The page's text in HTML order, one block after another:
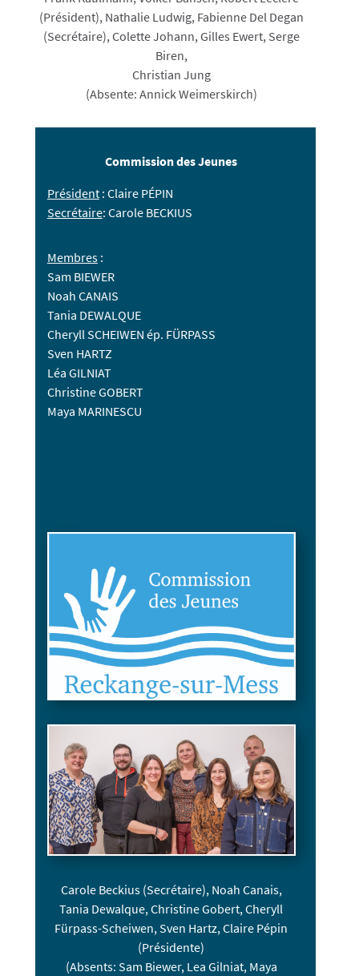
(Président), Nathalie Ludwig, Fabienne Del Degan
(Secrétaire), Colette Johann, Gilles Ewert, Serge
Biren,
Christian Jung
(Absente: Annick Weimerskirch)
Commission des Jeunes
Président: Claire PÉPIN
Secrétaire: Carole BECKIUS
Membres:
Sam BIEWER
Noah CANAIS
Tania DEWALQUE
Cheryll SCHEIWEN ép. FÜRPASS
Sven HARTZ
Léa GILNIAT
Christine GOBERT
Maya MARINESCU
Carole Beckius (Secrétaire), Noah Canais,
Tania Dewalque, Christine Gobert, Cheryll
Fürpass-Scheiwen, Sven Hartz, Claire Pépin
(Présidente)
(Absents: Sam Biewer, Lea Gilniat, Maya